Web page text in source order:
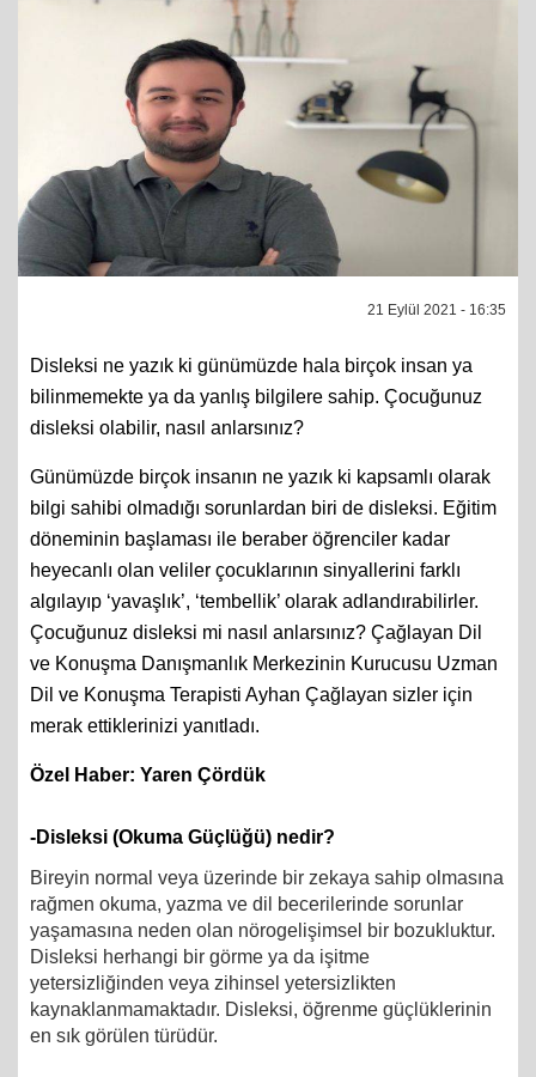
21 Eylül 2021 - 16:35
Disleksi ne yazık ki günümüzde hala birçok insan ya
bilinmemekte ya da yanlış bilgilere sahip. Çocuğunuz
disleksi olabilir, nasıl anlarsınız?
Günümüzde birçok insanın ne yazık ki kapsamlı olarak
bilgi sahibi olmadığı sorunlardan biri de disleksi. Eğitim
döneminin başlaması ile beraber öğrenciler kadar
heyecanlı olan veliler çocuklarının sinyallerini farklı
algılayıp ‘yavaşlık’, ‘tembellik’ olarak adlandırabilirler.
Çocuğunuz disleksi mi nasıl anlarsınız? Çağlayan Dil
ve Konuşma Danışmanlık Merkezinin Kurucusu Uzman
Dil ve Konuşma Terapisti Ayhan Çağlayan sizler için
merak ettiklerinizi yanıtladı.
Özel Haber: Yaren Çördük
-Disleksi (Okuma Güçlüğü) nedir?
Bireyin normal veya üzerinde bir zekaya sahip olmasına
rağmen okuma, yazma ve dil becerilerinde sorunlar
yaşamasına neden olan nörogelişimsel bir bozukluktur.
Disleksi herhangi bir görme ya da işitme
yetersizliğinden veya zihinsel yetersizlikten
kaynaklanmamaktadır. Disleksi, öğrenme güçlüklerinin
en sık görülen türüdür.